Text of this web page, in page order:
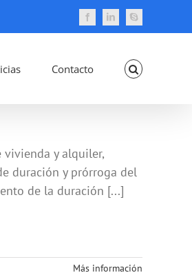
FacebookLinkedInSkype
Contacto
vivienda y alquiler,
duración y prórroga del
de la duración [...]
Más información